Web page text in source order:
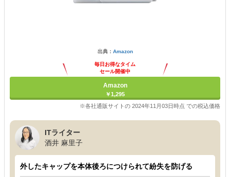
出典： Amazon
毎日お得なタイム
セール開催中
Amazon
￥1,295
※各社通販サイトの 2024年11月03日時点 での税込価格
ITライター
酒井 麻里子
外したキャップを本体後ろにつけられて紛失を防げる